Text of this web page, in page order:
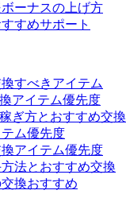
ーナスの上げ方
すめサポート
すべきアイテム
アイテム優先度
ぎ方とおすすめ交換
ム優先度
アイテム優先度
法とおすすめ交換
換おすすめ